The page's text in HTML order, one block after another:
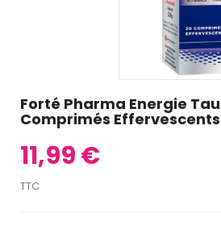
Forté Pharma Energie
Comprimés Effervescents
11,99 €
TTC